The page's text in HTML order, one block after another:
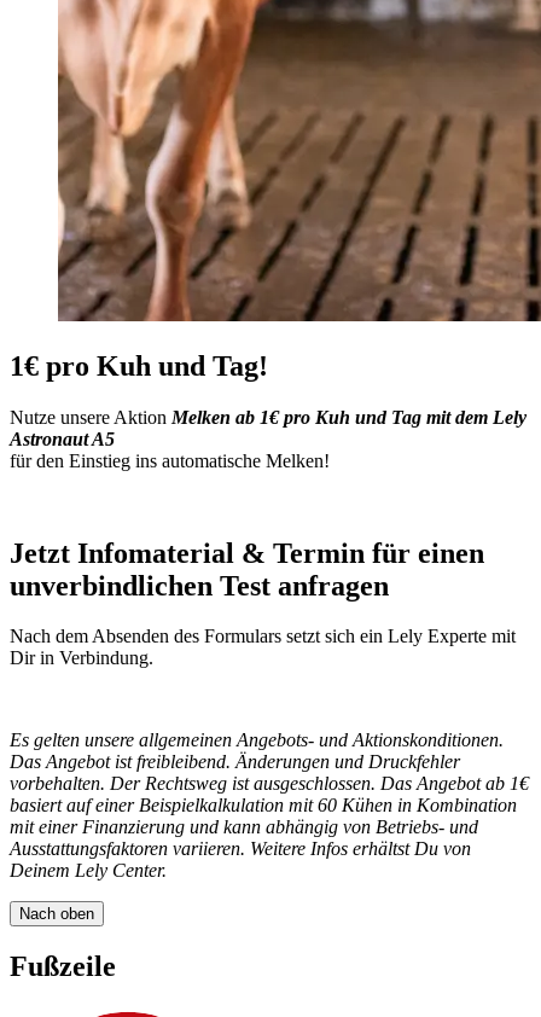
1€ pro Kuh und Tag!
Nutze unsere Aktion Melken ab 1€ pro Kuh und Tag mit dem Lely
Astronaut A5
für den Einstieg ins automatische Melken!
Jetzt Infomaterial & Termin für einen
unverbindlichen Test anfragen
Nach dem Absenden des Formulars setzt sich ein Lely Experte mit
Dir in Verbindung.
Es gelten unsere allgemeinen Angebots- und Aktionskonditionen.
Das Angebot ist freibleibend. Änderungen und Druckfehler
vorbehalten. Der Rechtsweg ist ausgeschlossen. Das Angebot ab 1€
basiert auf einer Beispielkalkulation mit 60 Kühen in Kombination
mit einer Finanzierung und kann abhängig von Betriebs- und
Ausstattungsfaktoren variieren. Weitere Infos erhältst Du von
Deinem Lely Center.
Nach oben
Fußzeile